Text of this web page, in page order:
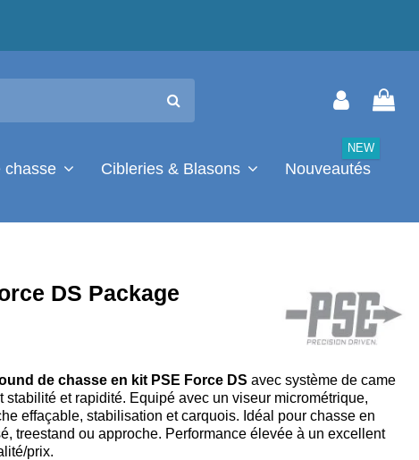
chasse Cibleries & Blasons Nouveautés
NEW
DS Package
de chasse en kit PSE Force DS avec système de came
stabilité et rapidité. Equipé avec un viseur micrométrique,
effaçable, stabilisation et carquois. Idéal pour chasse en
treestand ou approche. Performance élevée à un excellent
prix.